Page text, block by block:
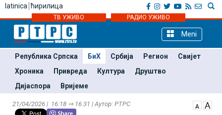
latinica ћирилица
ТВ УЖИВО РАДИО УЖИВО
Meni
Република Српска БиХ Србија Регион
Свијет
Хроника
Привреда Култура
Друштво
Дијаспора
Вријеме
21/04/2026 | 16:18 ⇒ 16:31 | Аутор: РТРС